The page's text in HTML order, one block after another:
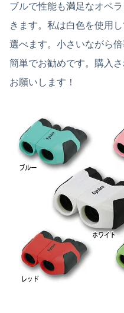
ブルで性能も満足なオペ
きます。私は白色を使用
選べます。小さいながら
簡単でお勧めです。購入
お願いします！